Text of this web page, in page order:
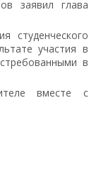
заявил глава
студенческого
участия в
в
вместе с